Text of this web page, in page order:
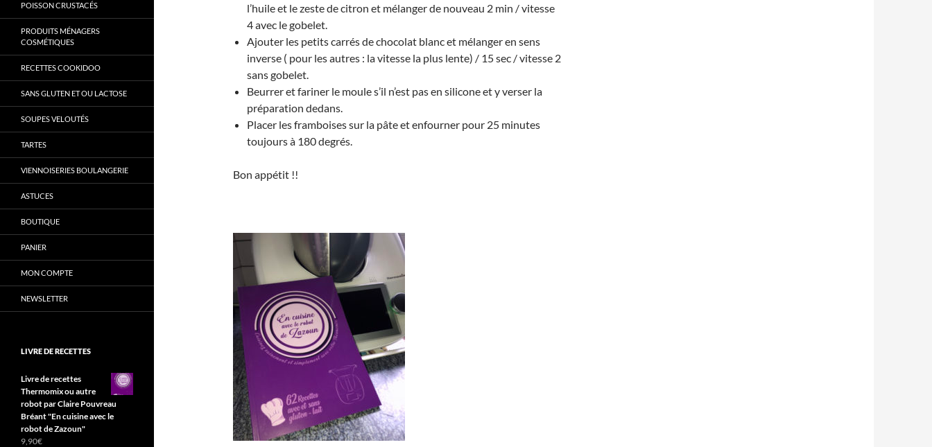
l’huile et le zeste de citron et mélanger de nouveau 2 min / vitesse
4 avec le gobelet.
Ajouter les petits carrés de chocolat blanc et mélanger en sens
inverse ( pour les autres : la vitesse la plus lente) / 15 sec / vitesse 2
sans gobelet.
Beurrer et fariner le moule s’il n’est pas en silicone et y verser la
préparation dedans.
Placer les framboises sur la pâte et enfourner pour 25 minutes
toujours à 180 degrés.
Bon appétit !!
POISSON CRUSTACÉS
PRODUITS MÉNAGERS
COSMÉTIQUES
RECETTES COOKIDOO
SANS GLUTEN ET OU LACTOSE
SOUPES VELOUTÉS
TARTES
VIENNOISERIES BOULANGERIE
ASTUCES
BOUTIQUE
PANIER
MON COMPTE
NEWSLETTER
LIVRE DE RECETTES
Livre de recettes
Thermomix ou autre
robot par Claire Pouvreau
Bréant "En cuisine avec le
robot de Zazoun"
9,90€